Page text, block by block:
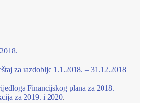
za razdoblje 1.1.2018. – 31.12.2018.
Financijskog plana za 2018.
za 2019. i 2020.